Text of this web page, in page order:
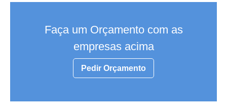
Faça um Orçamento com as
empresas acima
Pedir Orçamento